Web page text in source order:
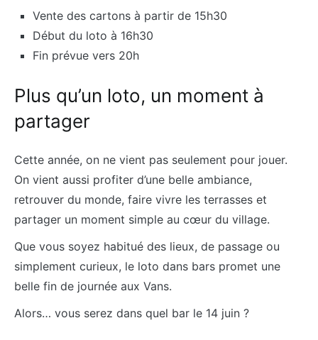
Vente des cartons à partir de 15h30
Début du loto à 16h30
Fin prévue vers 20h
Plus qu’un loto, un moment à
partager
Cette année, on ne vient pas seulement pour jouer.
On vient aussi profiter d’une belle ambiance,
retrouver du monde, faire vivre les terrasses et
partager un moment simple au cœur du village.
Que vous soyez habitué des lieux, de passage ou
simplement curieux, le loto dans bars promet une
belle fin de journée aux Vans.
Alors… vous serez dans quel bar le 14 juin ?